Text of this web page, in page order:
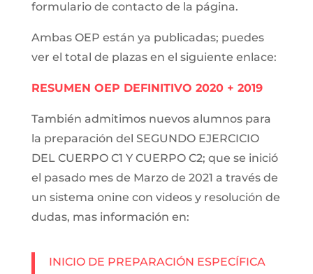
formulario de contacto de la página.
Ambas OEP están ya publicadas; puedes
ver el total de plazas en el siguiente enlace:
RESUMEN OEP DEFINITIVO 2020 + 2019
También admitimos nuevos alumnos para
la preparación del SEGUNDO EJERCICIO
DEL CUERPO C1 Y CUERPO C2; que se inició
el pasado mes de Marzo de 2021 a través de
un sistema onine con videos y resolución de
dudas, mas información en:
INICIO DE PREPARACIÓN ESPECÍFICA